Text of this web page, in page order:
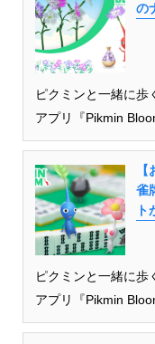
の
ピクミンと一緒に歩
アプリ『Pikmin
雀
ピクミンと一緒に歩
アプリ『Pikmin